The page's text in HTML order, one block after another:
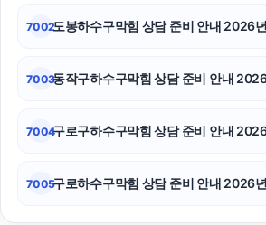
7002도봉하수구막힘 상담 준비 안내 2026
7003동작구하수구막힘 상담 준비 안내
7004구로구하수구막힘 상담 준비 안내
7005구로하수구막힘 상담 준비 안내 2026